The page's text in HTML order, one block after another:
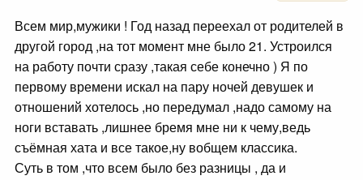
Всем мир,мужики ! Год назад переехал от родителей в
другой город ,на тот момент мне было 21. Устроился
на работу почти сразу ,такая себе конечно ) Я по
первому времени искал на пару ночей девушек и
отношений хотелось ,но передумал ,надо самому на
ноги вставать ,лишнее бремя мне ни к чему,ведь
съёмная хата и все такое,ну вобщем классика.
Суть в том ,что всем было без разницы , да и